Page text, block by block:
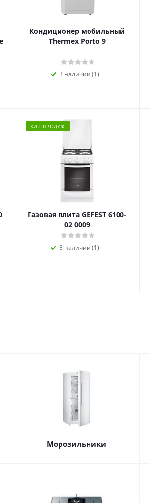
Кондиционер мобильный
Thermex Porto 9
В наличии (1)
ХИТ ПРОДАЖ
Газовая плита GEFEST 6100-
02 0009
В наличии (1)
Морозильники